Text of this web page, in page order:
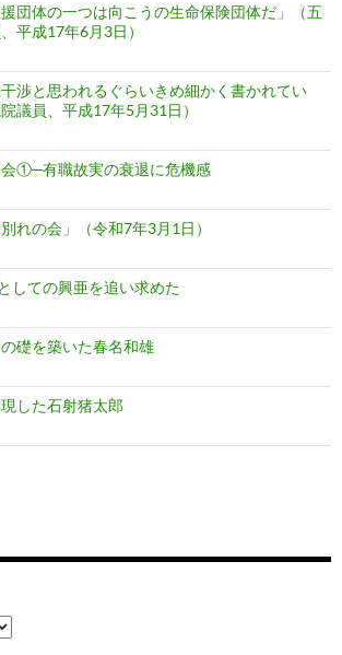
援団体の一つは向こうの生命保険団体だ」（五
平成17年6月3日）
干渉と思われるぐらいきめ細かく書かれてい
議員、平成17年5月31日）
①─有職故実の衰退に危機感
れの会」（令和7年3月1日）
しての興亜を追い求めた
礎を築いた春名和雄
した石射猪太郎